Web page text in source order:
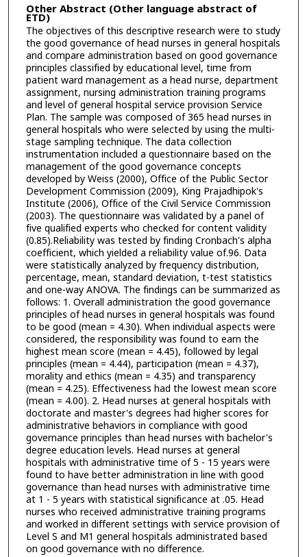
Other Abstract (Other language abstract of
ETD)
The objectives of this descriptive research were to study
the good governance of head nurses in general hospitals
and compare administration based on good governance
principles classified by educational level, time from
patient ward management as a head nurse, department
assignment, nursing administration training programs
and level of general hospital service provision Service
Plan. The sample was composed of 365 head nurses in
general hospitals who were selected by using the multi-
stage sampling technique. The data collection
instrumentation included a questionnaire based on the
management of the good governance concepts
developed by Weiss (2000), Office of the Public Sector
Development Commission (2009), King Prajadhipok's
Institute (2006), Office of the Civil Service Commission
(2003). The questionnaire was validated by a panel of
five qualified experts who checked for content validity
(0.85).Reliability was tested by finding Cronbach's alpha
coefficient, which yielded a reliability value of.96. Data
were statistically analyzed by frequency distribution,
percentage, mean, standard deviation, t-test statistics
and one-way ANOVA. The findings can be summarized as
follows: 1. Overall administration the good governance
principles of head nurses in general hospitals was found
to be good (mean = 4.30). When individual aspects were
considered, the responsibility was found to earn the
highest mean score (mean = 4.45), followed by legal
principles (mean = 4.44), participation (mean = 4.37),
morality and ethics (mean = 4.35) and transparency
(mean = 4.25). Effectiveness had the lowest mean score
(mean = 4.00). 2. Head nurses at general hospitals with
doctorate and master's degrees had higher scores for
administrative behaviors in compliance with good
governance principles than head nurses with bachelor's
degree education levels. Head nurses at general
hospitals with administrative time of 5 - 15 years were
found to have better administration in line with good
governance than head nurses with administrative time
at 1 - 5 years with statistical significance at .05. Head
nurses who received administrative training programs
and worked in different settings with service provision of
Level S and M1 general hospitals administrated based
on good governance with no difference.